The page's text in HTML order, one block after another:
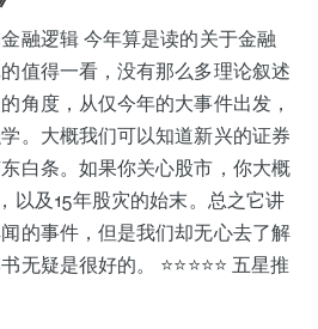
融逻辑 今年算是读的关于金融
值得一看，没有那么多理论叙述
角度，从仅今年的大事件出发，
。大概我们可以知道新兴的证券
白条。如果你关心股市，你大概
以及15年股灾的始末。总之它讲
的事件，但是我们却无心去了解
疑是很好的。 ⭐️⭐️⭐️⭐️⭐️ 五星推